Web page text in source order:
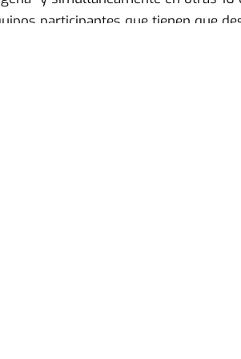
participantes que tienen que